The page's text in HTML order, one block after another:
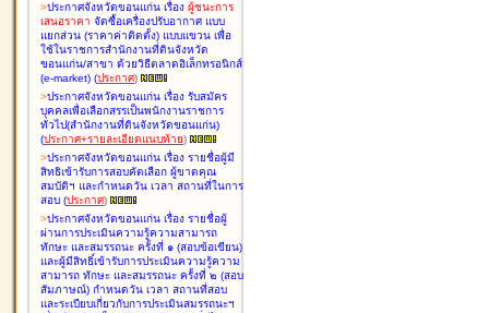
>ประกาศจังหวัดขอนแก่น เรื่อง ผู้ชนะการ
เสนอราคา จัดซื้อเครื่องปรับอากาศ แบบ
แยกส่วน (ราคาค่าติดตั้ง) แบบแขวน เพื่อ
ใช้ในราชการสำนักงานที่ดินจังหวัด
ขอนแก่น/สาขา ด้วยวิธีตลาดอิเล็กทรอนิกส์
(e-market) (ประกาศ)
>ประกาศจังหวัดขอนแก่น เรื่อง รับสมัคร
บุคคลเพื่อเลือกสรรเป็นพนักงานราชการ
ทั่วไป(สำนักงานที่ดินจังหวัดขอนแก่น)
(ประกาศ+รายละเอียดแนบท้าย)
>ประกาศจังหวัดขอนแก่น เรื่อง รายชื่อผู้มี
สิทธิเข้ารับการสอบคัดเลือก ผู้ขาดคุณ
สมบัติฯ และกำหนดวัน เวลา สถานที่ในการ
สอบ (ประกาศ)
>ประกาศจังหวัดขอนแก่น เรื่อง รายชื่อผู้
ผ่านการประเมินความรู้ความสามารถ
ทักษะ และสมรรถนะ ครั้งที่ ๑ (สอบข้อเขียน)
และผู้มีสิทธิ์เข้ารับการประเมินความรู้ความ
สามารถ ทักษะ และสมรรถนะ ครั้งที่ ๒ (สอบ
สัมภาษณ์) กำหนดวัน เวลา สถานที่สอบ
และระเบียบเกี่ยวกับการประเมินสมรรถนะฯ